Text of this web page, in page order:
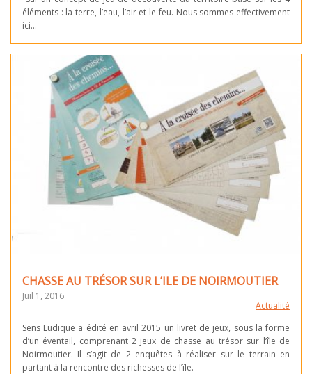
éléments : la terre, l’eau, l’air et le feu. Nous sommes effectivement
ici…
CHASSE AU TRÉSOR SUR L’ILE DE NOIRMOUTIER
Juil 1, 2016
Actualité
Sens Ludique a édité en avril 2015 un livret de jeux, sous la forme
d’un éventail, comprenant 2 jeux de chasse au trésor sur l’île de
Noirmoutier. Il s’agit de 2 enquêtes à réaliser sur le terrain en
partant à la rencontre des richesses de l’ïle.